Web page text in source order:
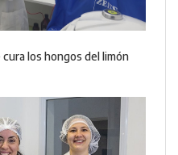
los hongos del limón